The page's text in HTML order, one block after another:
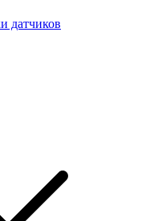
датчиков